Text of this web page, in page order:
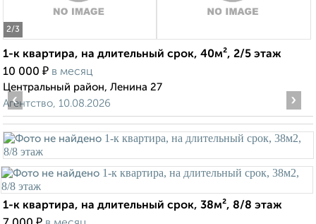
2/3
1-к квартира, на длительный срок, 40м², 2/5 этаж
10 000 ₽ в месяц
Центральный район, Ленина 27
Агентство, 10.08.2026
‹ ›
1-к квартира, на длительный срок, 38м², 8/8 этаж